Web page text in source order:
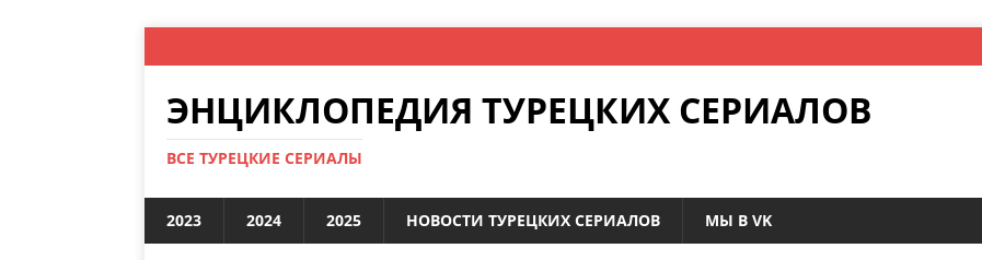
ЭНЦИКЛОПЕДИЯ ТУРЕЦКИХ СЕРИАЛОВ
ВСЕ ТУРЕЦКИЕ СЕРИАЛЫ
2023 2024 2025 НОВОСТИ ТУРЕЦКИХ СЕРИАЛОВ МЫ В VK